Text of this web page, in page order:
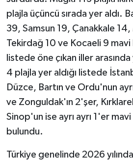
plajla üçüncü sırada yer aldı.
39, Samsun 19, Çanakkale
Tekirdağ 10 ve Kocaeli 9 mavi
listede öne çıkan iller
4 plajla yer aldığı listede
Düzce, Bartın ve Ordu'nun
ve Zonguldak'ın 2'şer,
Sinop'un ise ayrı ayrı 1'er mavi
bulundu.
Türkiye genelinde 2026